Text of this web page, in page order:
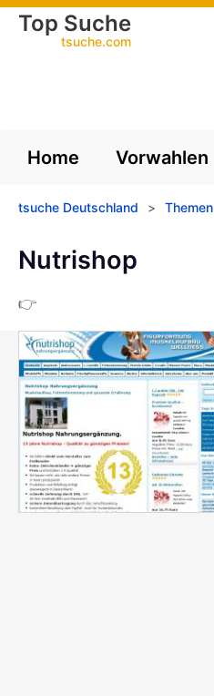
Top Suche
tsuche.com
Home Vorwahlen
tsuche Deutschland > Themen
Nutrishop
👉